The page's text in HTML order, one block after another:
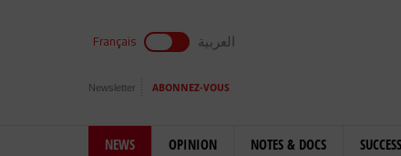
Français العربية
Newsletter ABONNEZ-VOUS
NEWS OPINION NOTES & DOCS